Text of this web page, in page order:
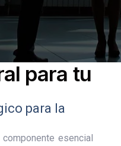
para tu
para la
esencial